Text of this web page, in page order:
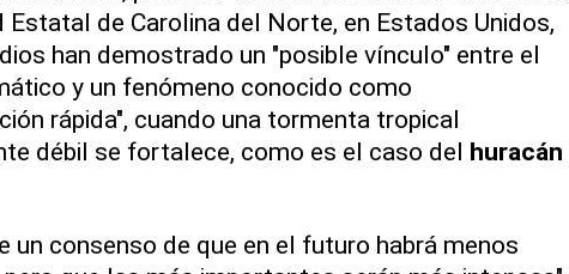
Estatal de Carolina del Norte, en Estados Unidos,
han demostrado un "posible vínculo" entre el
y un fenómeno conocido como
rápida", cuando una tormenta tropical
débil se fortalece, como es el caso del huracán
un consenso de que en el futuro habrá menos